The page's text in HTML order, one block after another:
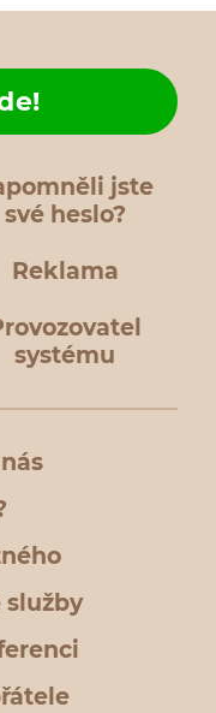
jste
své heslo?
Reklama
systému
služby